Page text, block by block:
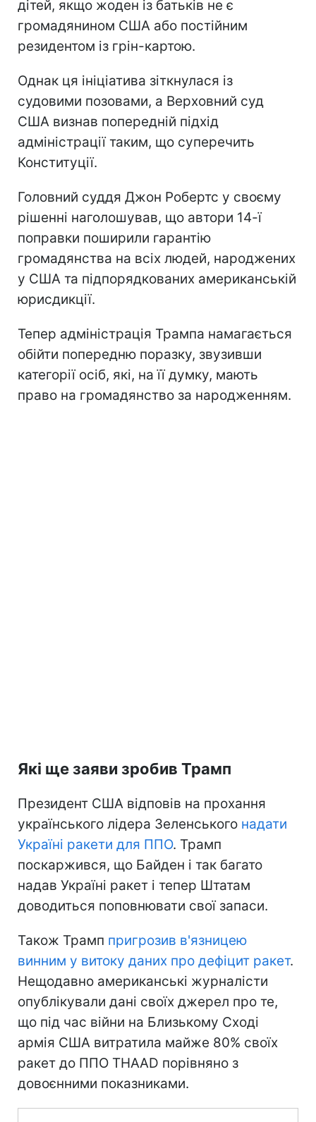
дітей, якщо жоден із батьків не є
громадянином США або постійним
резидентом із грін-картою.
Однак ця ініціатива зіткнулася із
судовими позовами, а Верховний суд
США визнав попередній підхід
адміністрації таким, що суперечить
Конституції.
Головний суддя Джон Робертс у своєму
рішенні наголошував, що автори 14-ї
поправки поширили гарантію
громадянства на всіх людей, народжених
у США та підпорядкованих американській
юрисдикції.
Тепер адміністрація Трампа намагається
обійти попередню поразку, звузивши
категорії осіб, які, на її думку, мають
право на громадянство за народженням.
Які ще заяви зробив Трамп
Президент США відповів на прохання
українського лідера Зеленського надати
Україні ракети для ППО. Трамп
поскаржився, що Байден і так багато
надав Україні ракет і тепер Штатам
доводиться поповнювати свої запаси.
Також Трамп пригрозив в'язницею
винним у витоку даних про дефіцит ракет.
Нещодавно американські журналісти
опублікували дані своїх джерел про те,
що під час війни на Близькому Сході
армія США витратила майже 80% своїх
ракет до ППО THAAD порівняно з
довоєнними показниками.